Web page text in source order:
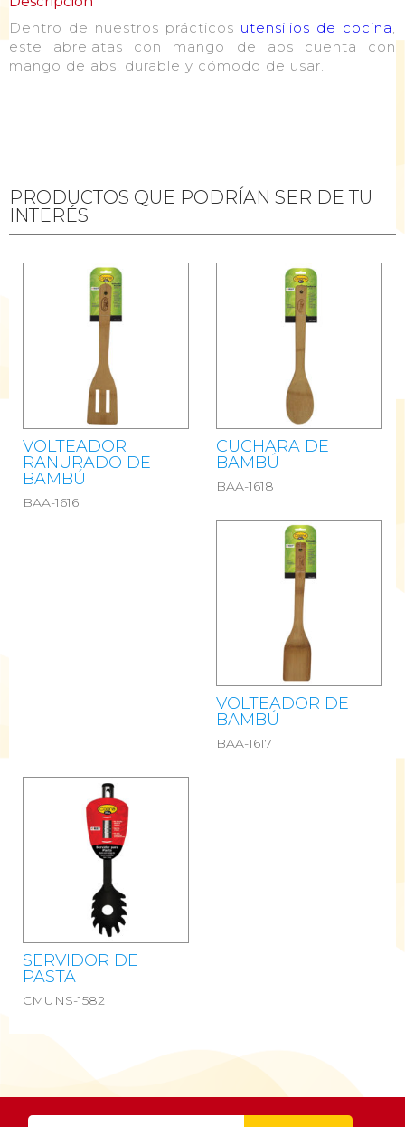
Dentro de nuestros prácticos utensilios de cocina,
este abrelatas con mango de abs cuenta con
mango de abs, durable y cómodo de usar.
PRODUCTOS QUE PODRÍAN SER DE TU
INTERÉS
VOLTEADOR
RANURADO DE
BAMBÚ
BAA-1616
CUCHARA DE
BAMBÚ
BAA-1618
VOLTEADOR DE
BAMBÚ
BAA-1617
SERVIDOR DE
PASTA
CMUNS-1582